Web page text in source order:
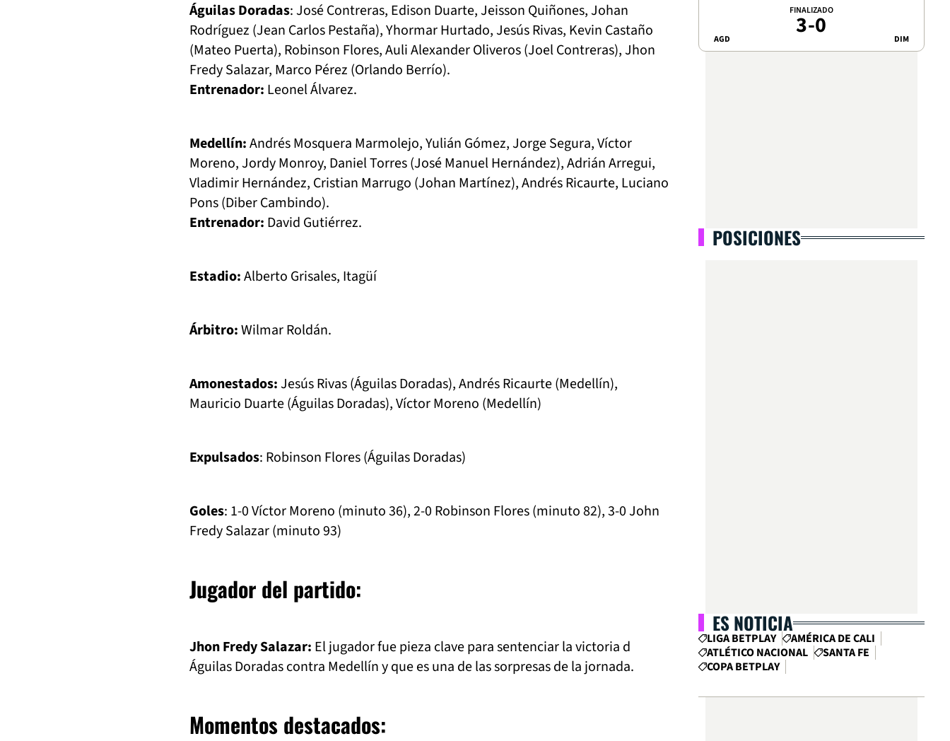
Águilas Doradas: José Contreras, Edison Duarte, Jeisson Quiñones, Johan
Rodríguez (Jean Carlos Pestaña), Yhormar Hurtado, Jesús Rivas, Kevin Castaño
(Mateo Puerta), Robinson Flores, Auli Alexander Oliveros (Joel Contreras), Jhon
Fredy Salazar, Marco Pérez (Orlando Berrío).
Entrenador: Leonel Álvarez.
Medellín:Andrés Mosquera Marmolejo, Yulián Gómez, Jorge Segura, Víctor
Moreno, Jordy Monroy, Daniel Torres (José Manuel Hernández), Adrián Arregui,
Vladimir Hernández, Cristian Marrugo (Johan Martínez), Andrés Ricaurte, Luciano
Pons (Diber Cambindo).
Entrenador: David Gutiérrez.
Estadio:Alberto Grisales, Itagüí
Árbitro:Wilmar Roldán.
Amonestados:Jesús Rivas (Águilas Doradas), Andrés Ricaurte (Medellín),
Mauricio Duarte (Águilas Doradas), Víctor Moreno (Medellín)
Expulsados: Robinson Flores (Águilas Doradas)
Goles: 1-0 Víctor Moreno (minuto 36), 2-0 Robinson Flores (minuto 82), 3-0 John
Fredy Salazar (minuto 93)
Jugador del partido:
Jhon Fredy Salazar: El jugador fue pieza clave para sentenciar la victoria d
Águilas Doradas contra Medellín y que es una de las sorpresas de la jornada.
Momentos destacados:
AGD
FINALIZADO
3-0 DIM
POSICIONES
ES NOTICIA
LIGA BETPLAY
AMÉRICA DE CALI
ATLÉTICO NACIONAL
SANTA FE
COPA BETPLAY